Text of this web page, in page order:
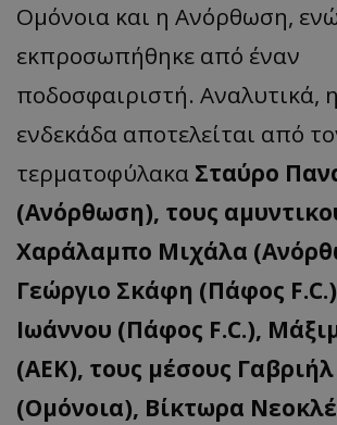
Ομόνοια και η Ανόρθωση,
εκπροσωπήθηκε από έναν
ποδοσφαιριστή. Αναλυτικά,
ενδεκάδα αποτελείται από
τερματοφύλακα Σταύρο
(Ανόρθωση), τους
Χαράλαμπο Μιχάλα
Γεώργιο Σκάφη (Πάφος
Ιωάννου (Πάφος F.C.),
(ΑΕΚ), τους μέσους
(Ομόνοια), Βίκτωρα